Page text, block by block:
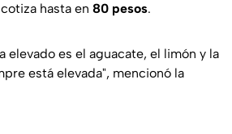
hasta en 80 pesos.
elevado es el aguacate, el limón y la
está elevada", mencionó la